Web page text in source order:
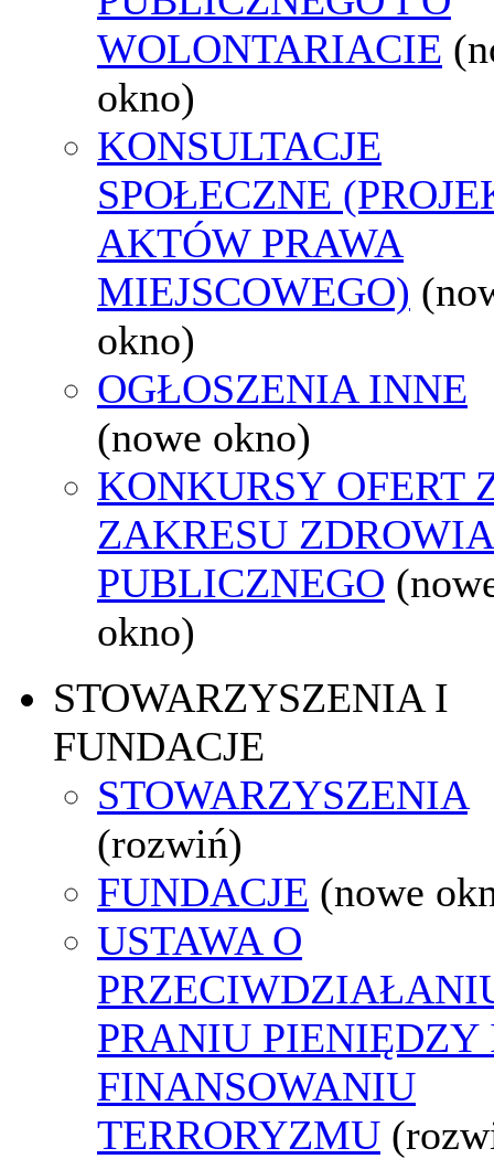
WOLONTARIACIE
okno)
KONSULTACJE
SPOŁECZNE
AKTÓW PRAWA
MIEJSCOWEGO)
okno)
OGŁOSZENIA INNE
(nowe okno)
KONKURSY OFERT
ZAKRESU ZDROWIA
PUBLICZNEGO
okno)
STOWARZYSZENIA I
FUNDACJE
STOWARZYSZENIA
(rozwiń)
FUNDACJE (nowe
USTAWA O
PRANIU PIENIĘDZY
FINANSOWANIU
TERRORYZMU